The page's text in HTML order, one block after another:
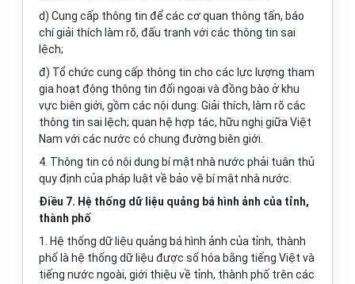
d) Cung cấp thông tin để các cơ quan thông tấn, báo
chí giải thích làm rõ, đấu tranh với các thông tin sai
lệch;
đ) Tổ chức cung cấp thông tin cho các lực lượng tham
gia hoạt động thông tin đối ngoại và đồng bào ở khu
vực biên giới, gồm các nội dung: Giải thích, làm rõ các
thông tin sai lệch; quan hệ hợp tác, hữu nghị giữa Việt
Nam với các nước có chung đường biên giới.
4. Thông tin có nội dung bí mật nhà nước phải tuân thủ
quy định của pháp luật về bảo vệ bí mật nhà nước.
Điều 7. Hệ thống dữ liệu quảng bá hình ảnh của tỉnh,
thành phố
1. Hệ thống dữ liệu quảng bá hình ảnh của tỉnh, thành
phố là hệ thống dữ liệu được số hóa bằng tiếng Việt và
tiếng nước ngoài, giới thiệu về tỉnh, thành phố trên các